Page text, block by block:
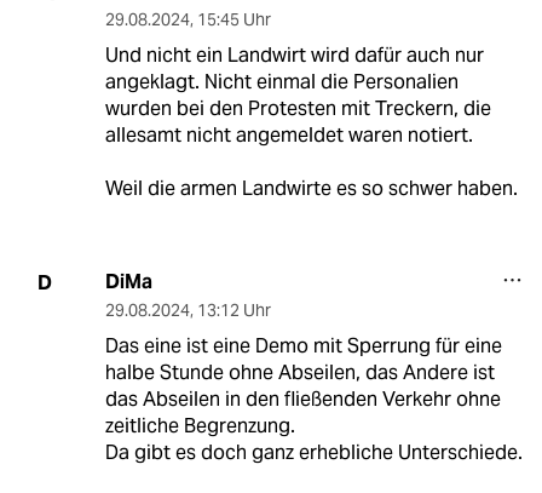
29.08.2024, 15:45 Uhr
Und nicht ein Landwirt wird dafür auch nur
angeklagt. Nicht einmal die Personalien
wurden bei den Protesten mit Treckern, die
allesamt nicht angemeldet waren notiert.
Weil die armen Landwirte es so schwer haben.
D DiMa
29.08.2024, 13:12 Uhr
Das eine ist eine Demo mit Sperrung für eine
halbe Stunde ohne Abseilen, das Andere ist
das Abseilen in den fließenden Verkehr ohne
zeitliche Begrenzung.
Da gibt es doch ganz erhebliche Unterschiede.